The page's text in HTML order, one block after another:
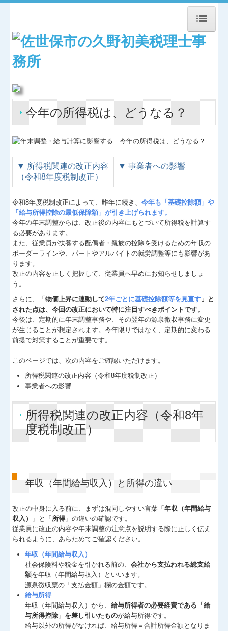
トップページ
事務所紹介
経営理念
お知らせ
セミナー案内
リンク集
補助金・助成金・融資情報
関与先向け融資商品ご紹介
経営者オススメ情報
Q&A経営相談
税務Q&A
社長メニューASP版
経営改善オンデマンド講座
今年の所得税は、どうなる？
▼ 所得税関連の改正内容
（令和8年度税制改正）
▼事業者への影響
令和8年度税制改正によって、昨年に続き、今年も「基礎控除額」や
「給与所得控除の最低保障額」が引き上げられます。
今年の年末調整からは、改正後の内容にもとづいて所得税を計算す
る必要があります。
また、従業員が扶養する配偶者・親族の控除を受けるための年収の
ボーダーラインや、パートやアルバイトの就労調整等にも影響があ
ります。
改正の内容を正しく把握して、従業員へ早めにお知らせしましょ
う。
さらに、
「物価上昇に連動して2年ごとに基礎控除額等を見直す 」と
された点は、今回の改正において特に注目すべきポイントです。
今後は、定期的に年末調整事務や、その翌年の源泉徴収事務に変更
が生じることが想定されます。今年限りではなく、定期的に変わる
前提で対策することが重要です。
このページでは、次の内容をご確認いただけます。
所得税関連の改正内容（令和8年度税制改正）
事業者への影響
所得税関連の改正内容（令和8年
度税制改正）
年収（年間給与収入）と所得の違い
改正の中身に入る前に、まずは混同しやすい言葉「年収（年間給与
収入）
」と「所得」の違いの確認です。
従業員に改正の内容や年末調整の注意点を説明する際に正しく伝え
られるように、あらためてご確認ください。
年収（年間給与収入）
社会保険料や税金を引かれる前の、会社から支払われる総支給
額を年収（年間給与収入）といいます。
源泉徴収票の「支払金額」欄の金額です。
給与所得
年収（年間給与収入）から、給与所得者の必要経費である「給
与所得控除」を差し引いたものが給与所得です。
給与以外の所得がなければ、給与所得＝合計所得金額となりま